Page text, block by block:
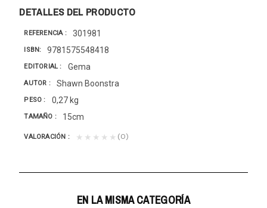
DETALLES DEL PRODUCTO
REFERENCIA 301981
ISBN 9781575548418
EDITORIAL Gema
AUTOR Shawn Boonstra
PESO 0,27 kg
TAMAÑO 15cm
VALORACIÓN ★★★★★ (0)
EN LA MISMA CATEGORÍA